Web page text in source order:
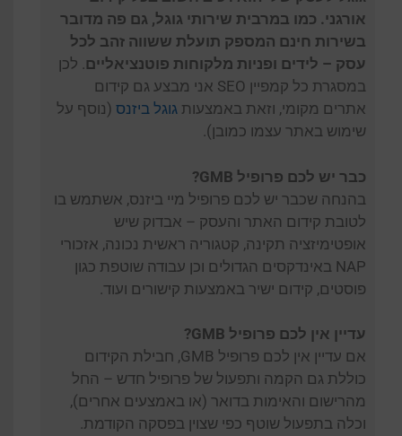
אורגני. כמו במרבית שירותי גוגל, גם פה מדובר
בשירות חינם המספק תועלת ששווה זהב לכל
עסק – לידים ופניות מלקוחות פוטנציאליים. לכן
במסגרת כל קמפיין SEO אני מבצע גם קידום
אתרים מקומי, וזאת באמצעות גוגל ביזנס (נוסף על
שימוש באתר עצמו כמובן).
כבר יש לכם פרופיל GMB?
בהנחה שכבר יש לכם פרופיל מיי ביזנס, אשתמש בו
לטובת קידום האתר והעסק – אבדוק שיש
אופטימיזציה תקינה, קטגוריה ראשית נכונה, אזכורי
NAP באינדקסים הגדולים וכן עבודה שוטפת כגון
פוסטים, קידום ישיר באמצעות קישורים ועוד.
עדיין אין לכם פרופיל GMB?
אם עדיין אין לכם פרופיל GMB, חבילת הקידום
כוללת גם הקמה ותפעול של פרופיל חדש – החל
מהרישום והאימות בדואר (או באמצעים אחרים),
וכלה בתפעול שוטף כפי שצוין בפסקה הקודמת.